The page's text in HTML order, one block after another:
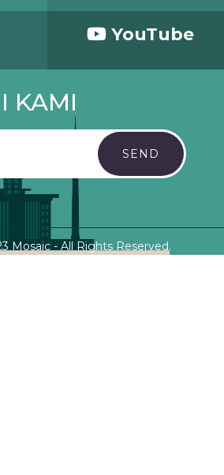
YouTube
KAMI
SEND
Mosaic - All Rights Reserved.